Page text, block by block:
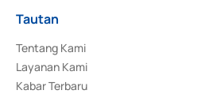
Tautan
Tentang Kami
Layanan Kami
Kabar Terbaru